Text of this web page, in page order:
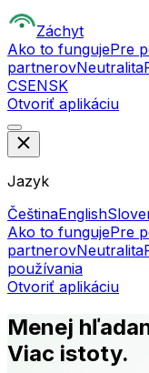
Záchyt
Ako to fungujePre
partnerovNeutralita
CSENSK
Otvoriť aplikáciu
Jazyk
ČeštinaEnglish
Ako to fungujePre
partnerovNeutralita
používania
Otvoriť aplikáciu
Menej
Viac istoty.